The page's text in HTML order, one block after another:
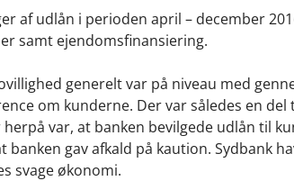
af udlån i perioden april – december
samt ejendomsfinansiering.
generelt var på niveau med
om kunderne. Der var således en
herpå var, at banken bevilgede udlån til
gav afkald på kaution. Sydbank
svage økonomi.